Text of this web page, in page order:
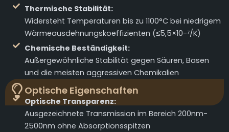
Thermische Stabilität:
Widersteht Temperaturen bis zu 1100°C bei niedrigem
Wärmeausdehnungskoeffizienten (≤5,5×10-⁷/K)
Chemische Beständigkeit:
Außergewöhnliche Stabilität gegen Säuren, Basen
und die meisten aggressiven Chemikalien
Optische Eigenschaften
Optische Transparenz:
Ausgezeichnete Transmission im Bereich 200nm-
2500nm ohne Absorptionsspitzen